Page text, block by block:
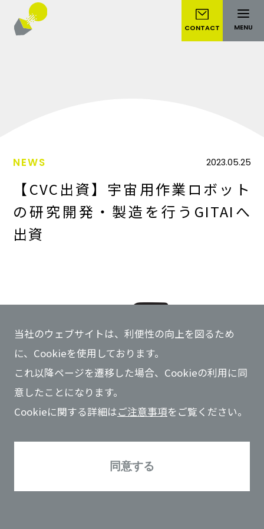
当社のウェブサイトは、利便性の向上を図るため
に、Cookieを使用しております。
これ以降ページを遷移した場合、Cookieの利用に同
意したことになります。
Cookieに関する詳細はご注意事項をご覧ください。
同意する
CONTACT MENU
NEWS 2023.05.25
【CVC出資】宇宙用作業ロボット
の研究開発・製造を行うGITAIへ
出資
「JGC MIRAI Innovation Fund」は宇宙用作業ロボット
の研究開発・製造を行うGITAI Japan株式会社（代表取
締役 中ノ尾 翔 以下「GITAI」）への出資を行いました
ので、お知らせします。